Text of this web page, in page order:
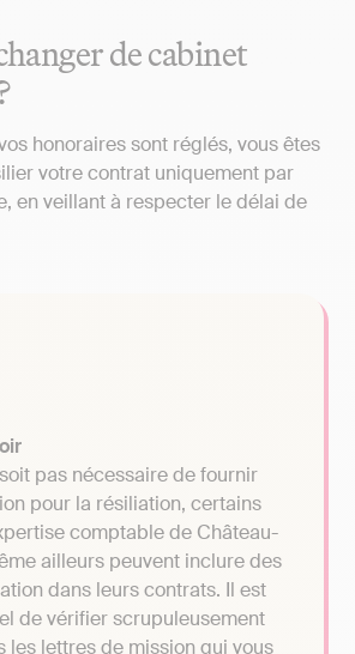
de cabinet
honoraires sont réglés, vous êtes
votre contrat uniquement par
en veillant à respecter le délai de
pas nécessaire de fournir
pour la résiliation, certains
comptable de Château-
ailleurs peuvent inclure des
dans leurs contrats. Il est
de vérifier scrupuleusement
les lettres de mission qui vous